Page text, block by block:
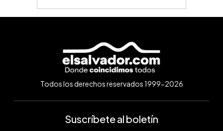
Todos los derechos reservados 1999-2026
Suscríbete al boletín